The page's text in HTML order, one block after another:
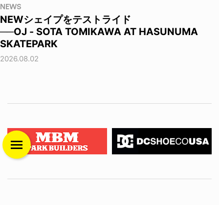
NEWS
NEWシェイプをテストライド
──OJ - SOTA TOMIKAWA AT HASUNUMA
SKATEPARK
2026.08.02